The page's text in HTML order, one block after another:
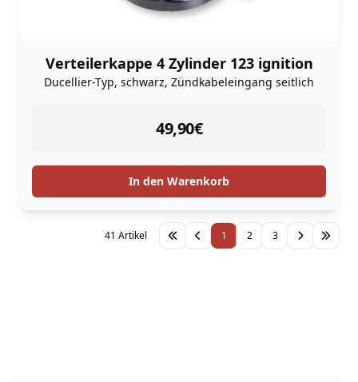
Verteilerkappe 4 Zylinder 123 ignition
Ducellier-Typ, schwarz, Zündkabeleingang seitlich
49,90€
instock
In den Warenkorb
1 2 3
41 Artikel